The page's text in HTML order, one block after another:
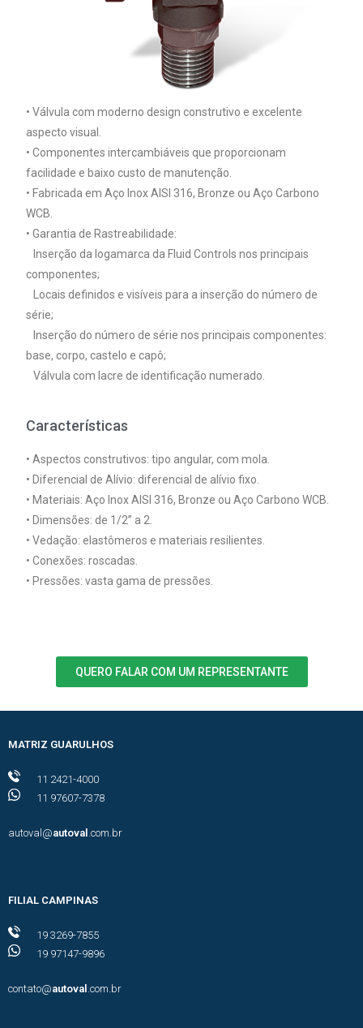
• Válvula com moderno design construtivo e excelente
aspecto visual.
• Componentes intercambiáveis que proporcionam
facilidade e baixo custo de manutenção.
• Fabricada em Aço Inox AISI 316, Bronze ou Aço Carbono
WCB.
• Garantia de Rastreabilidade:
Inserção da logamarca da Fluid Controls nos principais
componentes;
Locais definidos e visíveis para a inserção do número de
série;
Inserção do número de série nos principais componentes:
base, corpo, castelo e capô;
Válvula com lacre de identificação numerado.
Características
• Aspectos construtivos: tipo angular, com mola.
• Diferencial de Alívio: diferencial de alívio fixo.
• Materiais: Aço Inox AISI 316, Bronze ou Aço Carbono WCB.
• Dimensões: de 1/2” a 2.
• Vedação: elastômeros e materiais resilientes.
• Conexões: roscadas.
• Pressões: vasta gama de pressões.
QUERO FALAR COM UM REPRESENTANTE
MATRIZ GUARULHOS
11 2421-4000
11 97607-7378
autoval@autoval .com.br
FILIAL CAMPINAS
19 3269-7855
19 97147-9896
contato@autoval .com.br